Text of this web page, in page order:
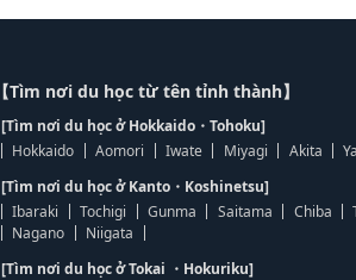
【Tìm nơi du học từ tên tỉnh thành】
[Tìm nơi du học ở Hokkaido・Tohoku]
Hokkaido
Aomori Iwate Miyagi Akita
[Tìm nơi du học ở Kanto・Koshinetsu]
Ibaraki
Tochigi Gunma Saitama Chiba
Nagano
Niigata
[Tìm nơi du học ở Tokai ・Hokuriku]